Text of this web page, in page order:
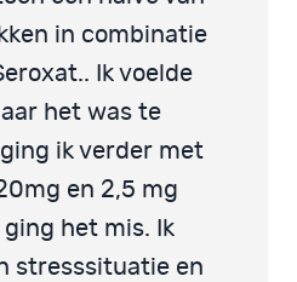
in combinatie
Ik voelde
het was te
ik verder met
en 2,5 mg
ging het mis. Ik
stresssituatie en